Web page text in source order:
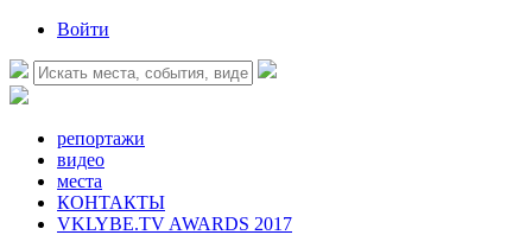
Войти
репортажи
видео
места
КОНТАКТЫ
VKLYBE.TV AWARDS 2017